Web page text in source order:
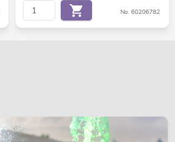
No. 60206782